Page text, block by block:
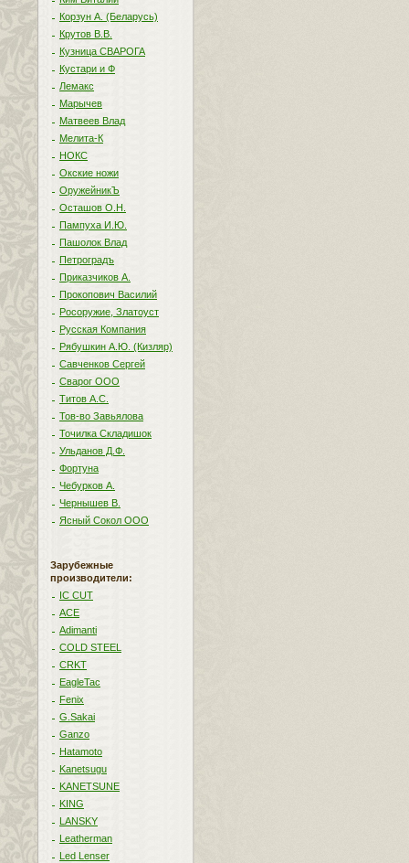
Корзун А. (Беларусь)
Крутов В.В.
Кузница СВАРОГА
Кустари и Ф
Лемакс
Марычев
Матвеев Влад
Мелита-К
НОКС
Окские ножи
ОружейникЪ
Осташов О.Н.
Пампуха И.Ю.
Пашолок Влад
Петроградъ
Приказчиков А.
Прокопович Василий
Росоружие, Златоуст
Русская Компания
Рябушкин А.Ю. (Кизляр)
Савченков Сергей
Сварог ООО
Титов А.С.
Тов-во Завьялова
Точилка Складишок
Ульданов Д.Ф.
Фортуна
Чебурков А.
Чернышев В.
Ясный Сокол ООО
Зарубежные
производители:
IC CUT
ACE
Adimanti
COLD STEEL
CRKT
EagleTac
Fenix
G.Sakai
Ganzo
Hatamoto
Kanetsugu
KANETSUNE
KING
LANSKY
Leatherman
Led Lenser